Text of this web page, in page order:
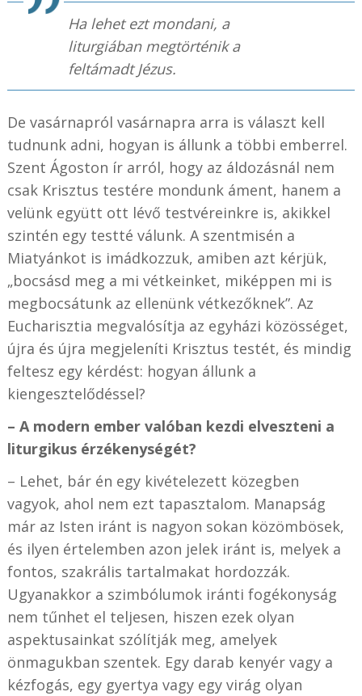
Ha lehet ezt mondani, a
liturgiában megtörténik a
feltámadt Jézus.
De vasárnapról vasárnapra arra is választ kell
tudnunk adni, hogyan is állunk a többi emberrel.
Szent Ágoston ír arról, hogy az áldozásnál nem
csak Krisztus testére mondunk áment, hanem a
velünk együtt ott lévő testvéreinkre is, akikkel
szintén egy testté válunk. A szentmisén a
Miatyánkot is imádkozzuk, amiben azt kérjük,
„bocsásd meg a mi vétkeinket, miképpen mi is
megbocsátunk az ellenünk vétkezőknek”. Az
Eucharisztia megvalósítja az egyházi közösséget,
újra és újra megjeleníti Krisztus testét, és mindig
feltesz egy kérdést: hogyan állunk a
kiengesztelődéssel?
– A modern ember valóban kezdi elveszteni a
liturgikus érzékenységét?
– Lehet, bár én egy kivételezett közegben
vagyok, ahol nem ezt tapasztalom. Manapság
már az Isten iránt is nagyon sokan közömbösek,
és ilyen értelemben azon jelek iránt is, melyek a
fontos, szakrális tartalmakat hordozzák.
Ugyanakkor a szimbólumok iránti fogékonyság
nem tűnhet el teljesen, hiszen ezek olyan
aspektusainkat szólítják meg, amelyek
önmagukban szentek. Egy darab kenyér vagy a
kézfogás, egy gyertya vagy egy virág olyan